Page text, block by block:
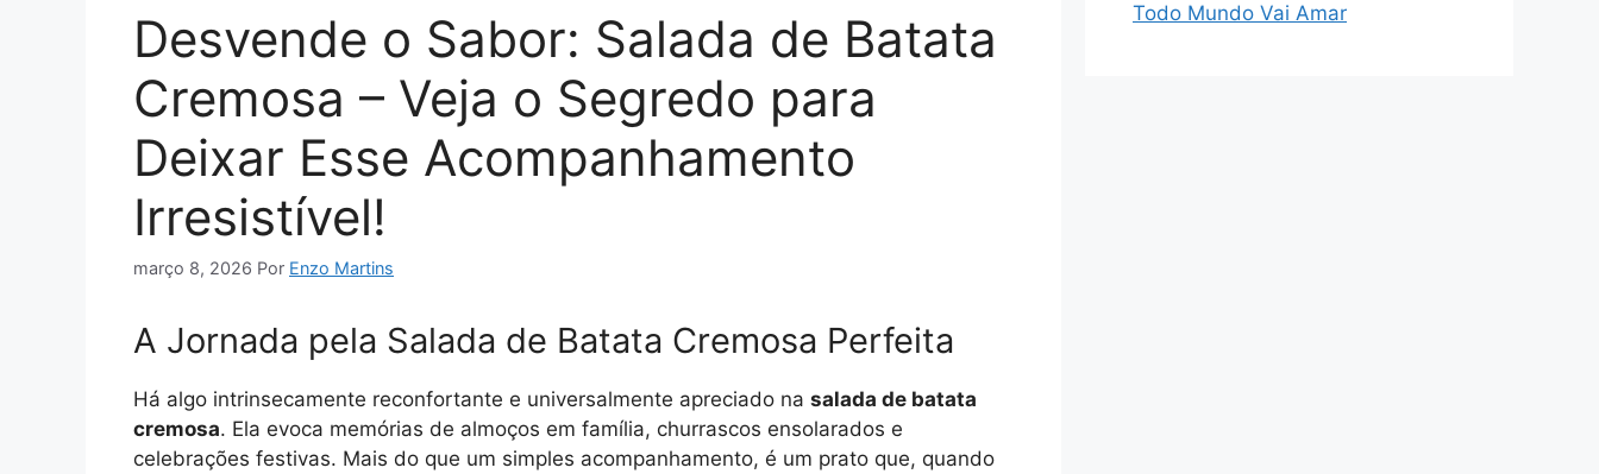
Desvende o Sabor: Salada de Batata
Cremosa – Veja o Segredo para
Deixar Esse Acompanhamento
Irresistível!
março 8, 2026 Por Enzo Martins
A Jornada pela Salada de Batata Cremosa Perfeita
Há algo intrinsecamente reconfortante e universalmente apreciado na salada de batata
cremosa. Ela evoca memórias de almoços em família, churrascos ensolarados e
celebrações festivas. Mais do que um simples acompanhamento, é um prato que, quando
Todo Mundo Vai Amar